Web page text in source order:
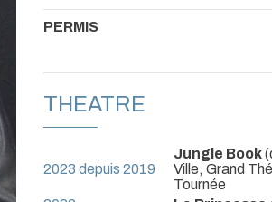
PERMIS
THEATRE
2023 depuis 2019
Jungle Book
Ville, Grand
Tournée